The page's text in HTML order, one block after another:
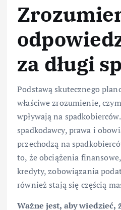
za długi
Podstawą skutecznego
właściwe zrozumienie,
wpływają na
spadkodawcy, prawa i
przechodzą na
to, że obciążenia
kredyty, zobowiązania
również stają się częścią
Ważne jest, aby wiedzieć,